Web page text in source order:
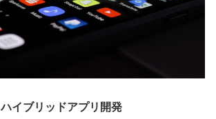
ハイブリッドアプリ開発